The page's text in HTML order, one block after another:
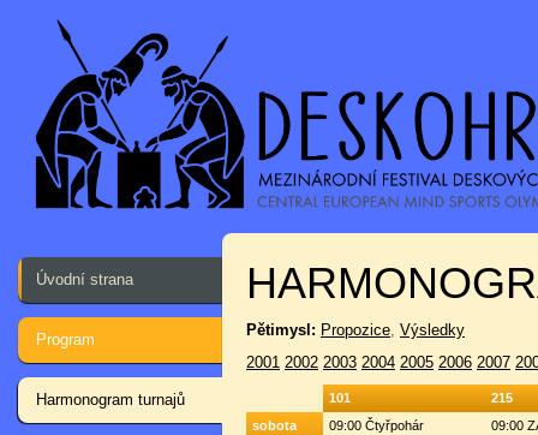
Úvodní strana
Program
Harmonogram turnajů
Pětimysl: Propozice, Výsledky
2001 2002 2003 2004 2005 2006 2007
101
215
sobota
09:00 Čtyřpohár
09:00